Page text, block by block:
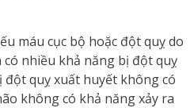
máu cục bộ hoặc đột quỵ do
có nhiều khả năng bị đột quỵ
quỵ xuất huyết không có
không có khả năng xảy ra